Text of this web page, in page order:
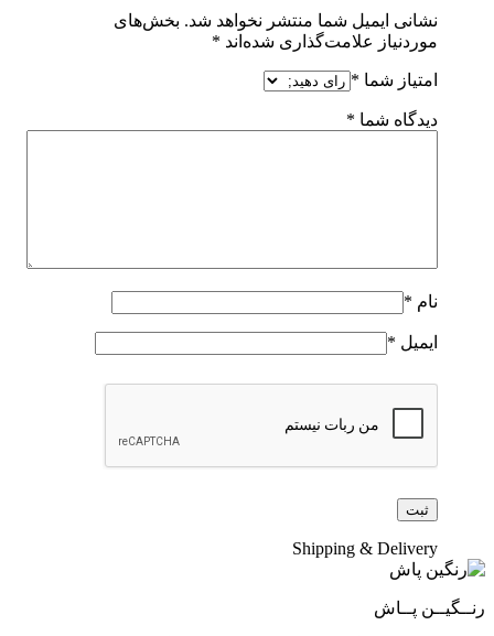
نشانی ایمیل شما منتشر نخواهد شد. بخش‌های
موردنیاز علامت‌گذاری شده‌اند *
امتیاز شما *
دیدگاه شما *
نام *
ایمیل *
Shipping & Delivery
رنــگیــن پــاش